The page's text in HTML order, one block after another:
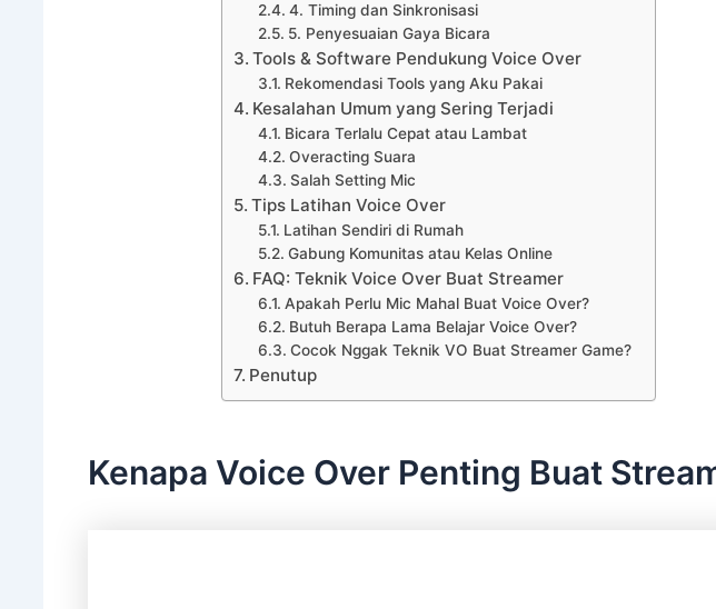
4. Timing dan Sinkronisasi
5. Penyesuaian Gaya Bicara
Tools & Software Pendukung Voice Over
Rekomendasi Tools yang Aku Pakai
Kesalahan Umum yang Sering Terjadi
Bicara Terlalu Cepat atau Lambat
Overacting Suara
Salah Setting Mic
Tips Latihan Voice Over
Latihan Sendiri di Rumah
Gabung Komunitas atau Kelas Online
FAQ: Teknik Voice Over Buat Streamer
Apakah Perlu Mic Mahal Buat Voice Over?
Butuh Berapa Lama Belajar Voice Over?
Cocok Nggak Teknik VO Buat Streamer Game?
Penutup
Kenapa Voice Over Penting Buat